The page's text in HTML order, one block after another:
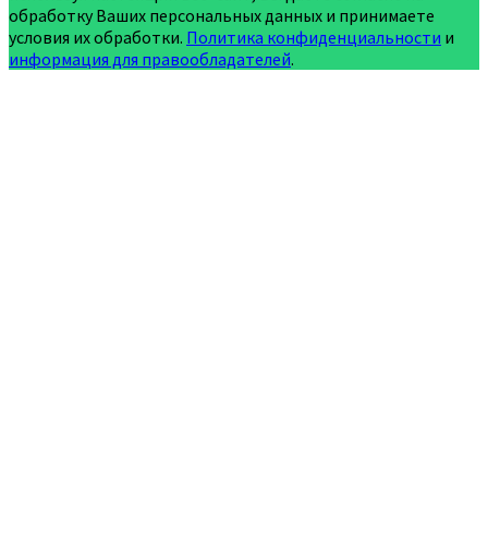
обработку Ваших персональных данных и принимаете
условия их обработки. Политика конфиденциальности и
информация для правообладателей.